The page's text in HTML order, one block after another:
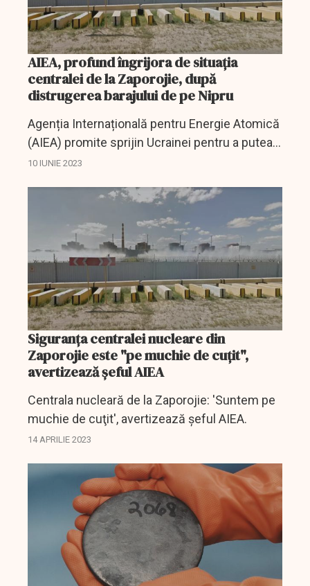
AIEA, profund îngrijora de situația
centralei de la Zaporojie, după
distrugerea barajului de pe Nipru
Agenția Internațională pentru Energie Atomică
(AIEA) promite sprijin Ucrainei pentru a putea
preveni o catastrofă nucleară la centrala
10 IUNIE 2023
Siguranţa centralei nucleare din
Zaporojie este "pe muchie de cuţit",
avertizează şeful AIEA
Centrala nucleară de la Zaporojie: 'Suntem pe
muchie de cuţit', avertizează şeful AIEA.
14 APRILIE 2023